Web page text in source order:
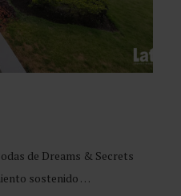
de Dreams & Secrets
sostenido …